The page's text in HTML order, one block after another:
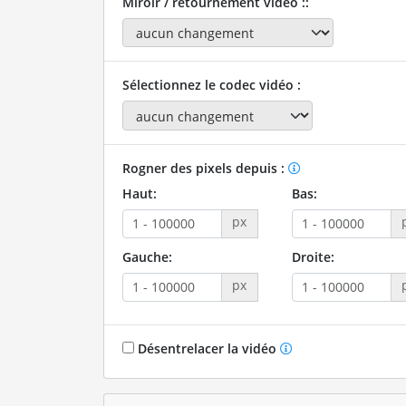
Sélectionnez le codec vidéo :
Rogner des pixels depuis :
Haut:
px
Bas:
Gauche:
px
Droite:
Désentrelacer la vidéo